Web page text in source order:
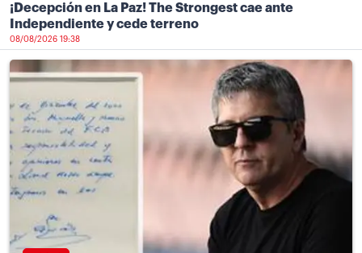
¡Decepción en La Paz! The Strongest cae ante
Independiente y cede terreno
08/08/2026 19:38